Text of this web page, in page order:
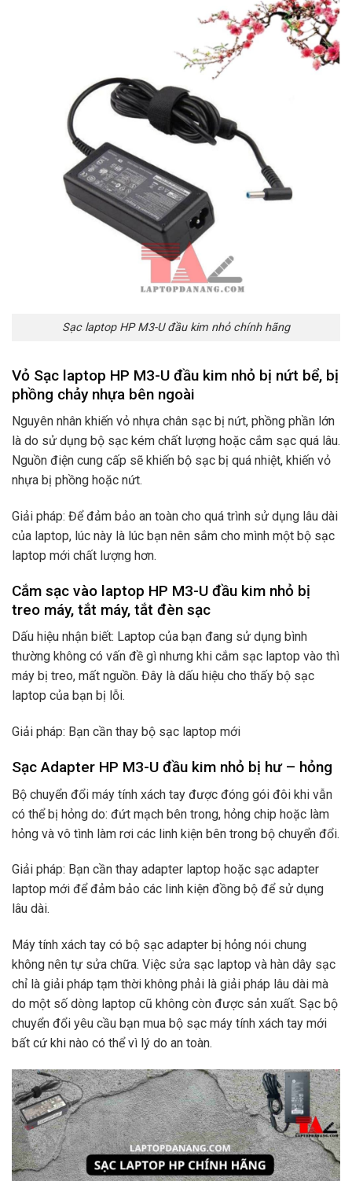
Sạc laptop HP M3-U đầu kim nhỏ chính hãng
Vỏ Sạc laptop HP M3-U đầu kim nhỏ bị nứt bể, bị
phồng chảy nhựa bên ngoài
Nguyên nhân khiến vỏ nhựa chân sạc bị nứt, phồng phần lớn
là do sử dụng bộ sạc kém chất lượng hoặc cắm sạc quá lâu.
Nguồn điện cung cấp sẽ khiến bộ sạc bị quá nhiệt, khiến vỏ
nhựa bị phồng hoặc nứt.
Giải pháp: Để đảm bảo an toàn cho quá trình sử dụng lâu dài
của laptop, lúc này là lúc bạn nên sắm cho mình một bộ sạc
laptop mới chất lượng hơn.
Cắm sạc vào laptop HP M3-U đầu kim nhỏ bị
treo máy, tắt máy, tắt đèn sạc
Dấu hiệu nhận biết: Laptop của bạn đang sử dụng bình
thường không có vấn đề gì nhưng khi cắm sạc laptop vào thì
máy bị treo, mất nguồn. Đây là dấu hiệu cho thấy bộ sạc
laptop của bạn bị lỗi.
Giải pháp: Bạn cần thay bộ sạc laptop mới
Sạc Adapter HP M3-U đầu kim nhỏ bị hư – hỏng
Bộ chuyển đổi máy tính xách tay được đóng gói đôi khi vẫn
có thể bị hỏng do: đứt mạch bên trong, hỏng chip hoặc làm
hỏng và vô tình làm rơi các linh kiện bên trong bộ chuyển đổi.
Giải pháp: Bạn cần thay adapter laptop hoặc sạc adapter
laptop mới để đảm bảo các linh kiện đồng bộ để sử dụng
lâu dài.
Máy tính xách tay có bộ sạc adapter bị hỏng nói chung
không nên tự sửa chữa. Việc sửa sạc laptop và hàn dây sạc
chỉ là giải pháp tạm thời không phải là giải pháp lâu dài mà
do một số dòng laptop cũ không còn được sản xuất. Sạc bộ
chuyển đổi yêu cầu bạn mua bộ sạc máy tính xách tay mới
bất cứ khi nào có thể vì lý do an toàn.